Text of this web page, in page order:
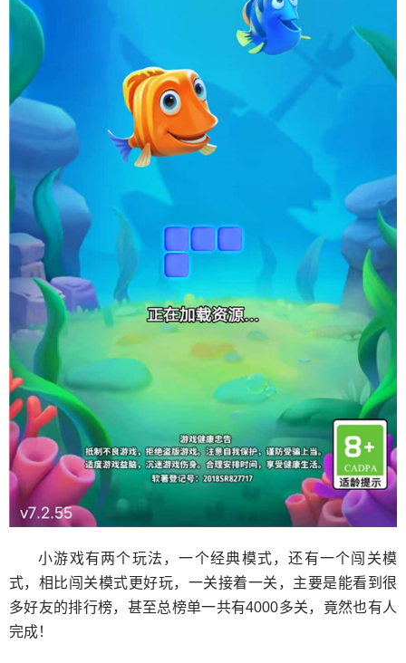
小游戏有两个玩法，一个经典模式，还有一个闯关模
式，相比闯关模式更好玩，一关接着一关，主要是能看到很
多好友的排行榜，甚至总榜单一共有4000多关，竟然也有人
完成！